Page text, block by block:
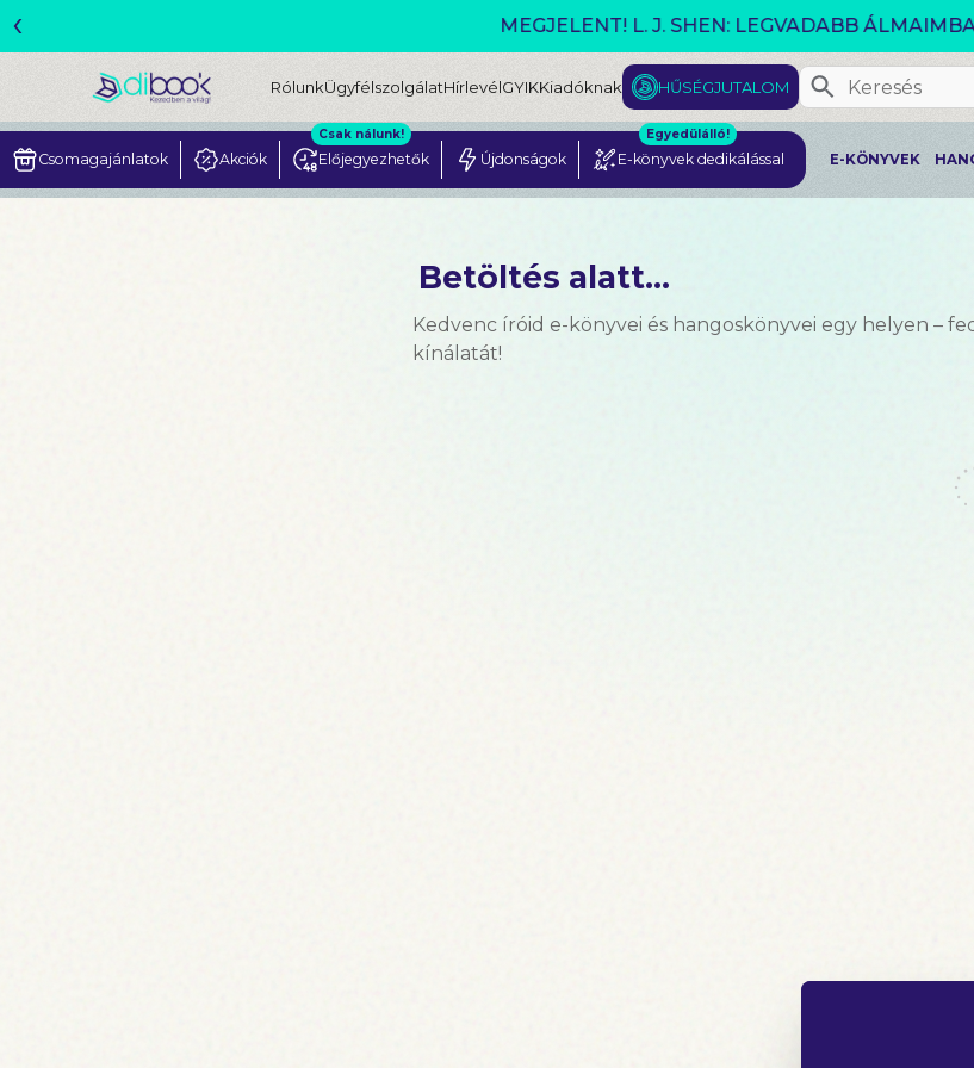
VÁLTOZÓ VILÁG AKCIÓ!
‹
RólunkÜgyfélszolgálatHírlevélGYIKKiadóknak HŰSÉGJUTALOM
Csomagajánlatok Akciók Előjegyezhetők
Csak nálunk!
Újdonságok E-könyvek dedikálással
Egyedülálló!
E-KÖNYVEK
Betöltés alatt...
Kedvenc íróid e-könyvei és hangoskönyvei egy helyen –
kínálatát!